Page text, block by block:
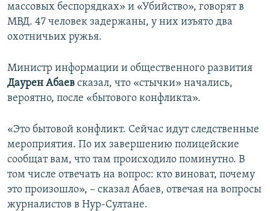
массовых беспорядках» и «Убийство», говорят в
МВД. 47 человек задержаны, у них изъято два
охотничьих ружья.
Министр информации и общественного развития
Даурен Абаев сказал, что «стычки» начались,
вероятно, после «бытового конфликта».
«Это бытовой конфликт. Сейчас идут следственные
мероприятия. По их завершению полицейские
сообщат вам, что там происходило поминутно. В
том числе отвечать на вопрос: кто виноват, почему
это произошло», – сказал Абаев, отвечая на вопросы
журналистов в Нур-Султане.